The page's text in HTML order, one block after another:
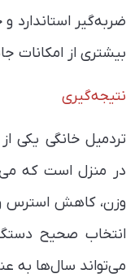
ضربه‌گیر
بیشتری از امکانات
نتیجه‌گیری
تردمیل خانگی یکی
در منزل است که
وزن، کاهش استرس
انتخاب صحیح
می‌تواند سال‌ها به